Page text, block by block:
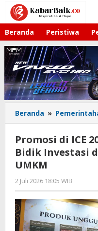
Lewati
konten
Beranda Peristiwa
Beranda »
Promosi di ICE
Bidik Investasi
UMKM
2 Juli 2026 18:05 WIB
Imam
WD